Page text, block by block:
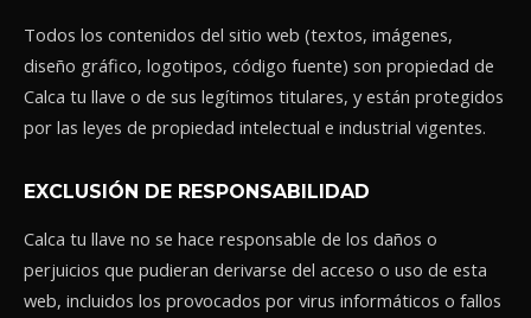
Todos los contenidos del sitio web (textos, imágenes,
diseño gráfico, logotipos, código fuente) son propiedad de
Calca tu llave o de sus legítimos titulares, y están protegidos
por las leyes de propiedad intelectual e industrial vigentes.
EXCLUSIÓN DE RESPONSABILIDAD
Calca tu llave no se hace responsable de los daños o
perjuicios que pudieran derivarse del acceso o uso de esta
web, incluidos los provocados por virus informáticos o fallos